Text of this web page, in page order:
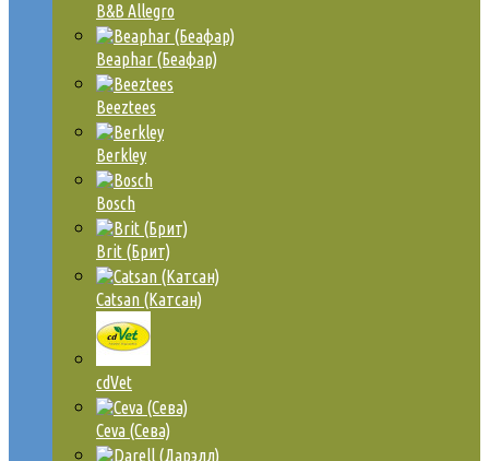
B&B Allegro
Beaphar (Беафар)
Beeztees
Berkley
Bosch
Brit (Брит)
Catsan (Катсан)
cdVet
Ceva (Сева)